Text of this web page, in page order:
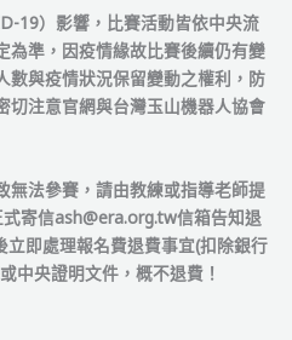
19）影響，比賽活動皆依中央流
為準，因疫情緣故比賽後續仍有變
數與疫情狀況保留變動之權利，防
切注意官網與台灣玉山機器人協會
無法參賽，請由教練或指導老師提
寄信ash@era.org.tw信箱告知退
即處理報名費退費事宜(扣除銀行
中央證明文件，概不退費！